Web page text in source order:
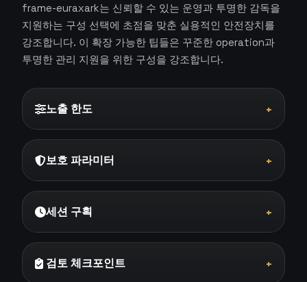
frame-euraxark는 신뢰할 수 있는 운영과 투명한 감독을
지원하는 구성 선택에 초점을 맞춘 실용적인 안전장치를
강조합니다. 이 확장 가능한 팁들은 꾸준한 operation과
투명한 관리 지원을 위한 구성을 강조합니다.
노출 한도 +
보호 파라미터 +
세션 구획 +
검토 체크포인트 +